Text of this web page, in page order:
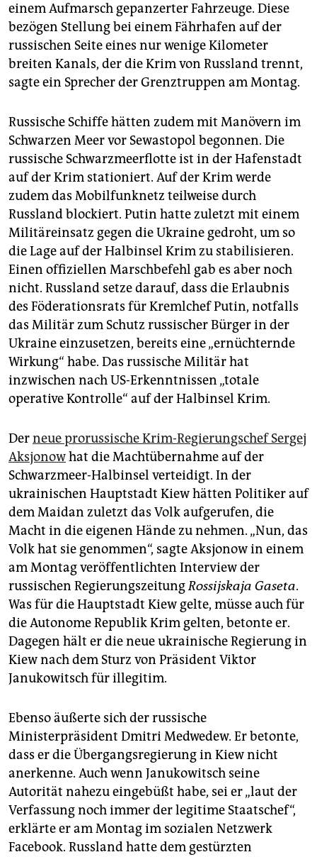
abo
genossenschaft
epaper login
einem Aufmarsch gepanzerter Fahrzeuge. Diese
bezögen Stellung bei einem Fährhafen auf der
russischen Seite eines nur wenige Kilometer
breiten Kanals, der die Krim von Russland trennt,
sagte ein Sprecher der Grenztruppen am Montag.
Russische Schiffe hätten zudem mit Manövern im
Schwarzen Meer vor Sewastopol begonnen. Die
russische Schwarzmeerflotte ist in der Hafenstadt
auf der Krim stationiert. Auf der Krim werde
zudem das Mobilfunknetz teilweise durch
Russland blockiert. Putin hatte zuletzt mit einem
Militäreinsatz gegen die Ukraine gedroht, um so
die Lage auf der Halbinsel Krim zu stabilisieren.
Einen offiziellen Marschbefehl gab es aber noch
nicht. Russland setze darauf, dass die Erlaubnis
des Föderationsrats für Kremlchef Putin, notfalls
das Militär zum Schutz russischer Bürger in der
Ukraine einzusetzen, bereits eine „ernüchternde
Wirkung“ habe. Das russische Militär hat
inzwischen nach US-Erkenntnissen „totale
operative Kontrolle“ auf der Halbinsel Krim.
Derneue prorussische Krim-Regierungschef Sergej
Aksjonowhat die Machtübernahme auf der
Schwarzmeer-Halbinsel verteidigt. In der
ukrainischen Hauptstadt Kiew hätten Politiker auf
dem Maidan zuletzt das Volk aufgerufen, die
Macht in die eigenen Hände zu nehmen. „Nun, das
Volk hat sie genommen“, sagte Aksjonow in einem
am Montag veröffentlichten Interview der
russischen RegierungszeitungRossijskaja Gaseta.
Was für die Hauptstadt Kiew gelte, müsse auch für
die Autonome Republik Krim gelten, betonte er.
Dagegen hält er die neue ukrainische Regierung in
Kiew nach dem Sturz von Präsident Viktor
Janukowitsch für illegitim.
Ebenso äußerte sich der russische
Ministerpräsident Dmitri Medwedew. Er betonte,
dass er die Übergangsregierung in Kiew nicht
anerkenne. Auch wenn Janukowitsch seine
Autorität nahezu eingebüßt habe, sei er „laut der
Verfassung noch immer der legitime Staatschef“,
erklärte er am Montag im sozialen Netzwerk
Facebook. Russland hatte dem gestürzten